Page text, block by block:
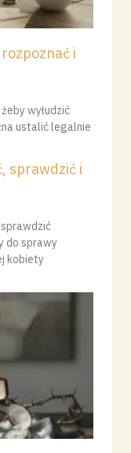
i
wyłudzić
ustalić legalnie
sprawdzić i
do sprawy
kobiety